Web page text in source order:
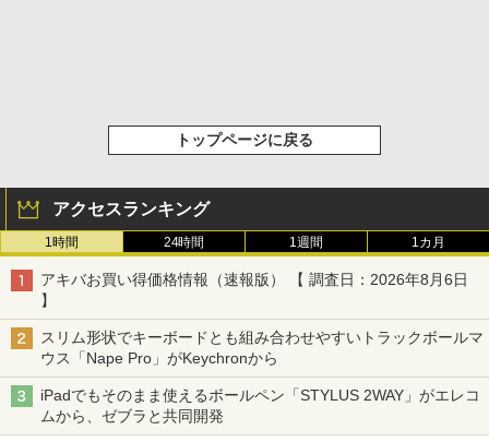
トップページに戻る
アクセスランキング
1時間 24時間 1週間 1カ月
アキバお買い得価格情報（速報版） 【 調査日：2026年8月6日
】
スリム形状でキーボードとも組み合わせやすいトラックボールマ
ウス「Nape Pro」がKeychronから
iPadでもそのまま使えるボールペン「STYLUS 2WAY」がエレコ
ムから、ゼブラと共同開発